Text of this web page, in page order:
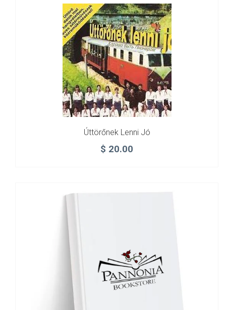
Úttörőnek Lenni Jó
$ 20.00